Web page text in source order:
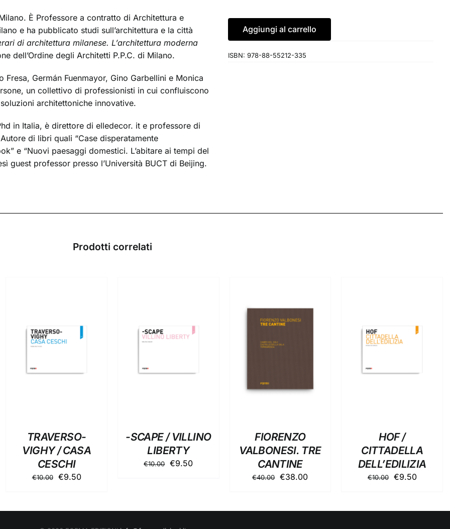
È Professore a contratto di Architettura e
e ha pubblicato studi sull’architettura e la città
di architettura milanese. L’architettura moderna
dell’Ordine degli Architetti P.P.C. di Milano.
Germán Fuenmayor, Gino Garbellini e Monica
un collettivo di professionisti in cui confluiscono
architettoniche innovative.
in Italia, è direttore di elledecor. it e professore di
di libri quali “Case disperatamente
e “Nuovi paesaggi domestici. L’abitare ai tempi del
guest professor presso l’Università BUCT di Beijing.
Aggiungi al carrello
ISBN:978-88-55212-335
Prodotti correlati
AGGIUNGI AL
TRAVERSO-
VIGHY / CASA
CESCHI
€10.00
Il
era:
€10.00.
€9.50Il
è:
€9.50.
AGGIUNGI AL
-SCAPE / VILLINO
LIBERTY
€10.00
Il
€10.00.
€9.50Il
€9.50.
AGGIUNGI AL
CARRELLO
FIORENZO
VALBONESI. TRE
CANTINE
€40.00 Il
era:
€38.00Il
è:
AGGIUNGI AL
HOF /
CITTADELLA
DELL’EDILIZIA
€10.00
Il
era:
€9.50Il
è: